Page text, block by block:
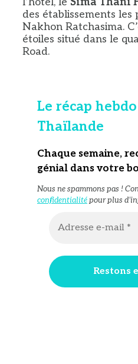
des établissements les
Nakhon Ratchasima.
étoiles situé dans le
Road.
Le récap
Thaïlande
Chaque semaine,
génial dans votre
Nous ne spammons pas !
confidentialitépour plus